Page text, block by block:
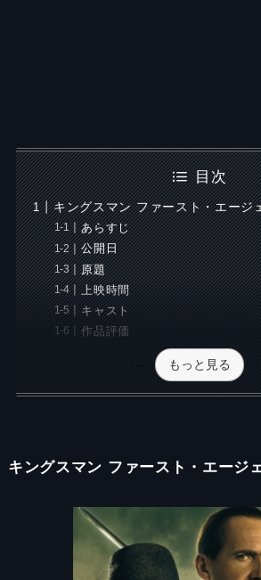
目次
キングスマン ファースト・エージ
あらすじ
公開日
原題
上映時間
キャスト
作品評価
もっと見る
キングスマン ファースト・エージ